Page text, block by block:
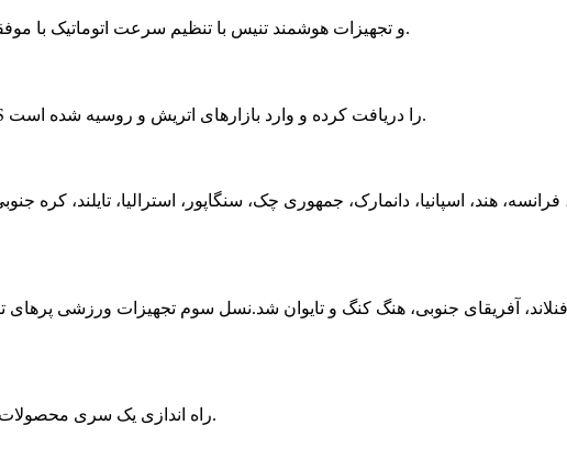
تجهیزات هوشمند راکت threading و تجهیزات هوشمند تنیس با تنظیم سرعت اتوماتیک با موفقیت وارد بازار هلند شدند.
محصولات Siboasi گواهینامه معتبر بین المللی CE/BV/SGS را دریافت کرده و وارد بازارهای اتریش و روسیه شده است.
فنلاند، آفریقای جنوبی، هنگ کنگ و تایوان شد.نسل سوم تجهیزات ورزشی
راه اندازی یک سری محصولات علمی و فناوری مانند سیستم ورزشی هوشمند فوتبال 4.0.